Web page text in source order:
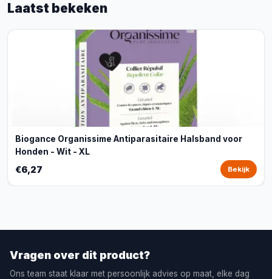
Laatst bekeken
Biogance Organissime Antiparasitaire Halsband voor
Honden - Wit - XL
€6,27 Bekijk
Vragen over dit product?
Ons team staat klaar met persoonlijk advies op maat, elke dag